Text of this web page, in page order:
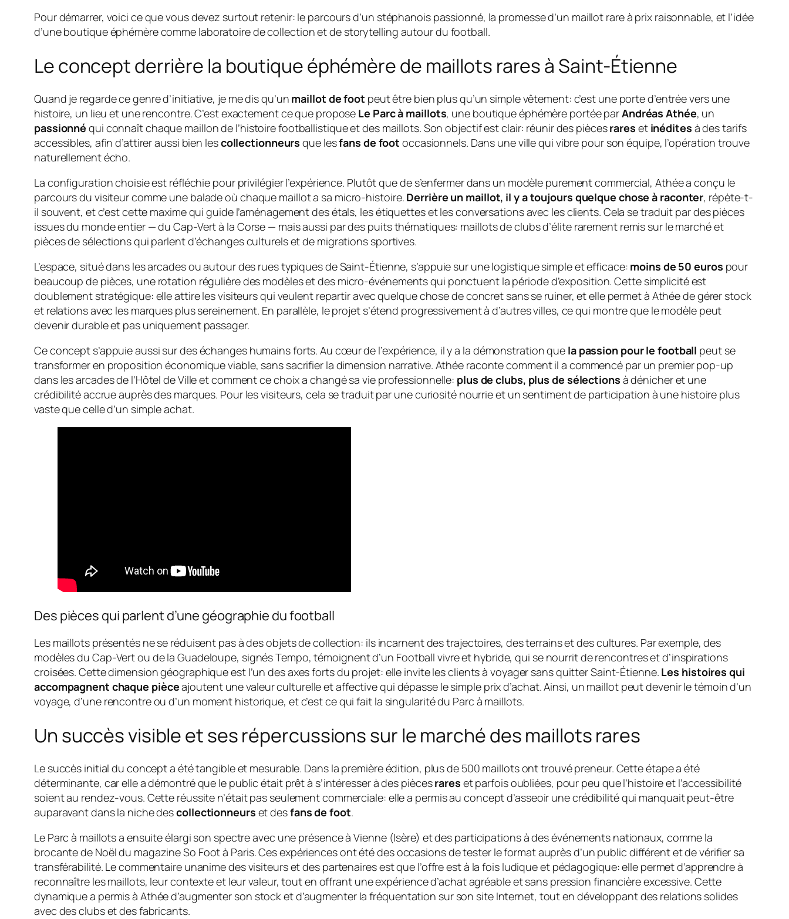
Pour démarrer, voici ce que vous devez surtout retenir: le parcours d’un stéphanois passionné, la promesse d’un maillot rare à prix raisonnable, et l’idée
d’une boutique éphémère comme laboratoire de collection et de storytelling autour du football.
Le concept derrière la boutique éphémère de maillots rares à Saint-Étienne
Quand je regarde ce genre d’initiative, je me dis qu’un maillot de foot peut être bien plus qu’un simple vêtement: c’est une porte d’entrée vers une
histoire, un lieu et une rencontre. C’est exactement ce que propose Le Parc à maillots, une boutique éphémère portée parAndréas Athée, un
passionné qui connaît chaque maillon de l’histoire footballistique et des maillots. Son objectif est clair: réunir des piècesrares et inédites à des tarifs
accessibles, afin d’attirer aussi bien lescollectionneurs que lesfans de foot occasionnels. Dans une ville qui vibre pour son équipe, l’opération trouve
naturellement écho.
La configuration choisie est réfléchie pour privilégier l’expérience. Plutôt que de s’enfermer dans un modèle purement commercial, Athée a conçu le
parcours du visiteur comme une balade où chaque maillot a sa micro-histoire. Derrière un maillot, il y a toujours quelque chose à raconter, répète-t-
il souvent, et c’est cette maxime qui guide l’aménagement des étals, les étiquettes et les conversations avec les clients. Cela se traduit par des pièces
issues du monde entier — du Cap-Vert à la Corse — mais aussi par des puits thématiques: maillots de clubs d’élite rarement remis sur le marché et
pièces de sélections qui parlent d’échanges culturels et de migrations sportives.
L’espace, situé dans les arcades ou autour des rues typiques de Saint-Étienne, s’appuie sur une logistique simple et efficace: moins de 50 euros pour
beaucoup de pièces, une rotation régulière des modèles et des micro-événements qui ponctuent la période d’exposition. Cette simplicité est
doublement stratégique: elle attire les visiteurs qui veulent repartir avec quelque chose de concret sans se ruiner, et elle permet à Athée de gérer stock
et relations avec les marques plus sereinement. En parallèle, le projet s’étend progressivement à d’autres villes, ce qui montre que le modèle peut
devenir durable et pas uniquement passager.
Ce concept s’appuie aussi sur des échanges humains forts. Au cœur de l’expérience, il y a la démonstration que la passion pour le football peut se
transformer en proposition économique viable, sans sacrifier la dimension narrative. Athée raconte comment il a commencé par un premier pop-up
dans les arcades de l’Hôtel de Ville et comment ce choix a changé sa vie professionnelle: plus de clubs, plus de sélections à dénicher et une
crédibilité accrue auprès des marques. Pour les visiteurs, cela se traduit par une curiosité nourrie et un sentiment de participation à une histoire plus
vaste que celle d’un simple achat.
Des pièces qui parlent d’une géographie du football
Les maillots présentés ne se réduisent pas à des objets de collection: ils incarnent des trajectoires, des terrains et des cultures. Par exemple, des
modèles du Cap-Vert ou de la Guadeloupe, signés Tempo, témoignent d’un Football vivre et hybride, qui se nourrit de rencontres et d’inspirations
croisées. Cette dimension géographique est l’un des axes forts du projet: elle invite les clients à voyager sans quitter Saint-Étienne. Les histoires qui
accompagnent chaque pièceajoutent une valeur culturelle et affective qui dépasse le simple prix d’achat. Ainsi, un maillot peut devenir le témoin d’un
voyage, d’une rencontre ou d’un moment historique, et c’est ce qui fait la singularité du Parc à maillots.
Un succès visible et ses répercussions sur le marché des maillots rares
Le succès initial du concept a été tangible et mesurable. Dans la première édition, plus de 500 maillots ont trouvé preneur. Cette étape a été
déterminante, car elle a démontré que le public était prêt à s’intéresser à des piècesrares et parfois oubliées, pour peu que l’histoire et l’accessibilité
soient au rendez-vous. Cette réussite n’était pas seulement commerciale: elle a permis au concept d’asseoir une crédibilité qui manquait peut-être
auparavant dans la niche descollectionneurs et desfans de foot.
Le Parc à maillots a ensuite élargi son spectre avec une présence à Vienne (Isère) et des participations à des événements nationaux, comme la
brocante de Noël du magazine So Foot à Paris. Ces expériences ont été des occasions de tester le format auprès d’un public différent et de vérifier sa
transférabilité. Le commentaire unanime des visiteurs et des partenaires est que l’offre est à la fois ludique et pédagogique: elle permet d’apprendre à
reconnaître les maillots, leur contexte et leur valeur, tout en offrant une expérience d’achat agréable et sans pression financière excessive. Cette
dynamique a permis à Athée d’augmenter son stock et d’augmenter la fréquentation sur son site Internet, tout en développant des relations solides
avec des clubs et des fabricants.